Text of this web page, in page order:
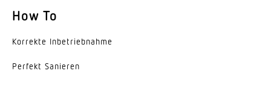
Farbtemperatur
SDCM3
How To
Korrekte Inbe­trieb­nahme
Perfekt Sanieren